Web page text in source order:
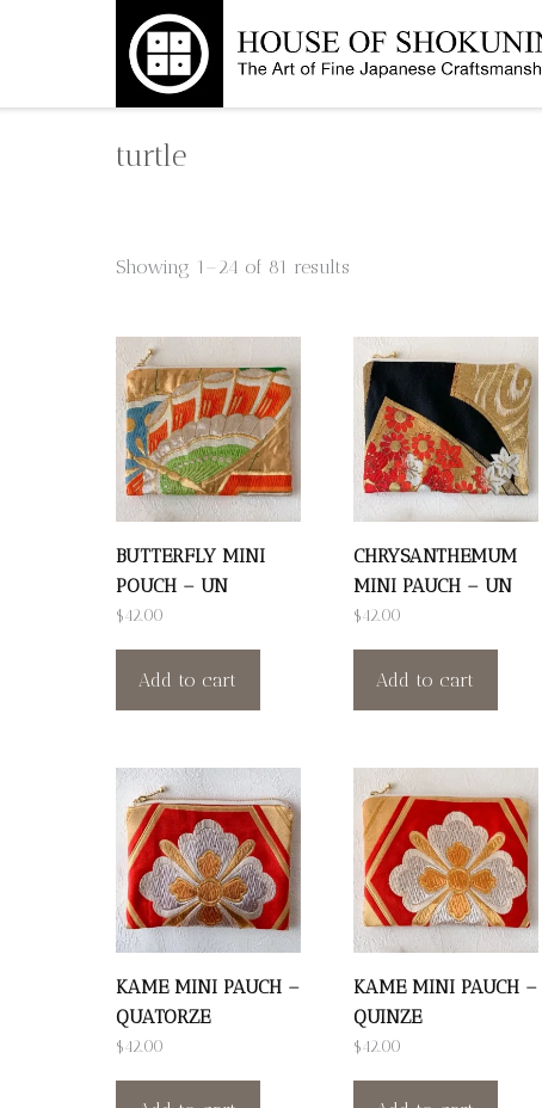
turtle
Showing 1–24 of 81 results
BUTTERFLY MINI
POUCH – UN
$42.00
Add to cart
CHRYSANTHEMUM
MINI PAUCH – UN
$42.00
Add to cart
KAME MINI PAUCH –
QUATORZE
$42.00
KAME MINI PAUCH –
QUINZE
$42.00